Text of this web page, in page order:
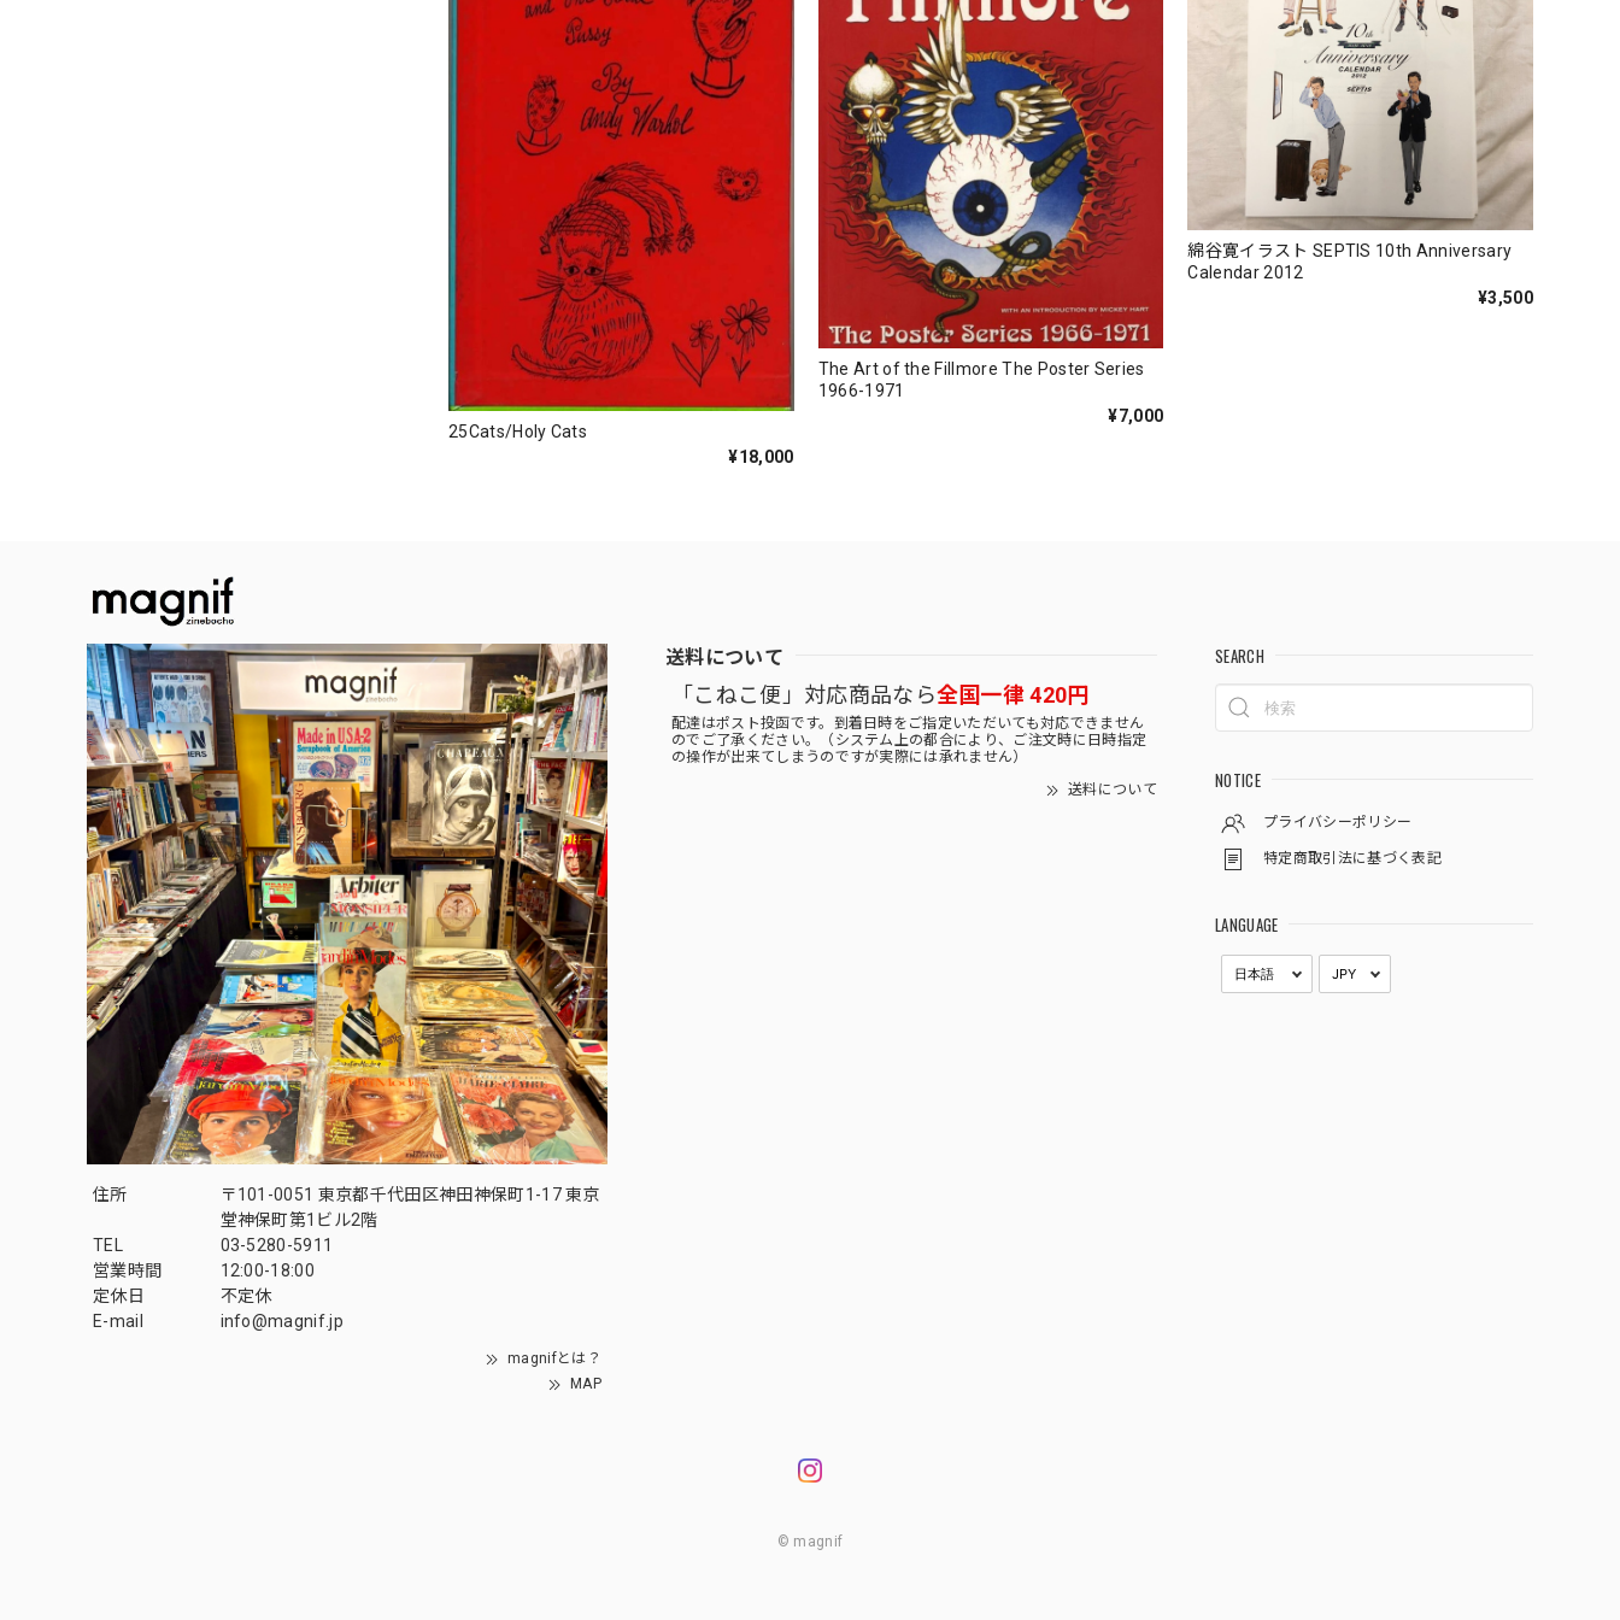
25Cats/Holy Cats
¥18,000
The Art of the Fillmore The Poster Series
1966-1971
¥7,000
綿谷寛イラスト SEPTIS 10th Anniversary
Calendar 2012
¥3,500
住所
〒101-0051 東京都千代田区神田神保町1-17 東京
堂神保町第1ビル2階
TEL
03-5280-5911
営業時間
12:00-18:00
定休日
不定休
E-mail
info@magnif.jp
magnifとは？
MAP
送料について
「こねこ便」対応商品なら全国一律 420円
配達はポスト投函です。到着日時をご指定いただいても対応できません
のでご了承ください。（システム上の都合により、ご注文時に日時指定
の操作が出来てしまうのですが実際には承れません）
送料について
SEARCH
NOTICE
プライバシーポリシー
特定商取引法に基づく表記
LANGUAGE
© magnif